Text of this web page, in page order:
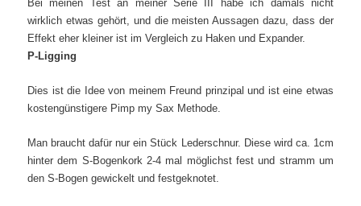
Bei meinen Test an meiner Serie III habe ich damals nicht
wirklich etwas gehört, und die meisten Aussagen dazu, dass der
Effekt eher kleiner ist im Vergleich zu Haken und Expander.
P-Ligging
Dies ist die Idee von meinem Freund prinzipal und ist eine etwas
kostengünstigere Pimp my Sax Methode.
Man braucht dafür nur ein Stück Lederschnur. Diese wird ca. 1cm
hinter dem S-Bogenkork 2-4 mal möglichst fest und stramm um
den S-Bogen gewickelt und festgeknotet.